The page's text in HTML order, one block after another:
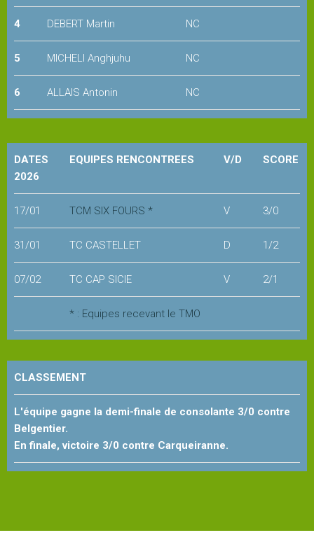
Service
shop
et
STAGES
Les
Les
stages
L'école
de
tennis
Handi
tennis
tennis
4 DEBERT Martin NC
5 MICHELI Anghjuhu NC
6 ALLAIS Antonin NC
DATES
2026
EQUIPES RENCONTREES V/D SCORE
* : Equipes recevant le TMO
17/01 TCM SIX FOURS * V 3/0
31/01 TC CASTELLET D 1/2
07/02 TC CAP SICIE V 2/1
CLASSEMENT
L'équipe gagne la demi-finale de consolante 3/0 contre
Belgentier.
En finale, victoire 3/0 contre Carqueiranne.